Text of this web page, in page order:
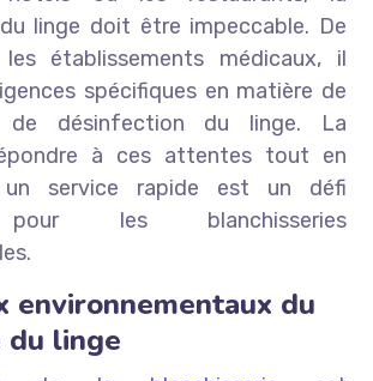
linge doit être impeccable. De
établissements médicaux, il
spécifiques en matière de
désinfection du linge. La
à ces attentes tout en
un service rapide est un défi
les blanchisseries
environnementaux du
du linge